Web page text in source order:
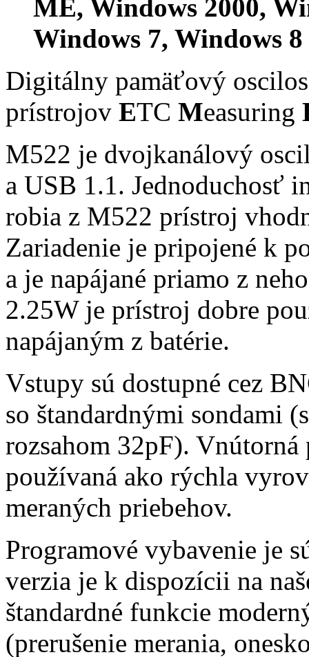
ME, Windows 2000,
Windows 7, Windows
Digitálny pamäťový
prístrojov ETC Measuring
M522 je dvojkanálový
a USB 1.1. Jednoduchosť
robia z M522 prístroj
Zariadenie je pripojené k
a je napájané priamo z
2.25W je prístroj dobre
napájaným z batérie.
Vstupy sú dostupné cez
so štandardnými sondami
rozsahom 32pF).
používaná ako rýchla
meraných priebehov.
Programové vybavenie je
verzia je k dispozícii na
štandardné funkcie
(prerušenie merania,